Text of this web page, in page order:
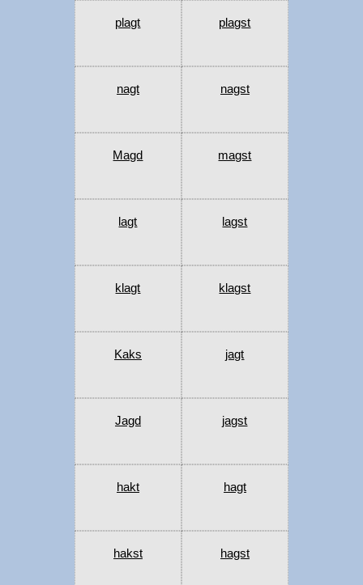
plagt plagst
nagt nagst
Magd magst
lagt lagst
klagt klagst
Kaks jagt
Jagd jagst
hakt hagt
hakst hagst